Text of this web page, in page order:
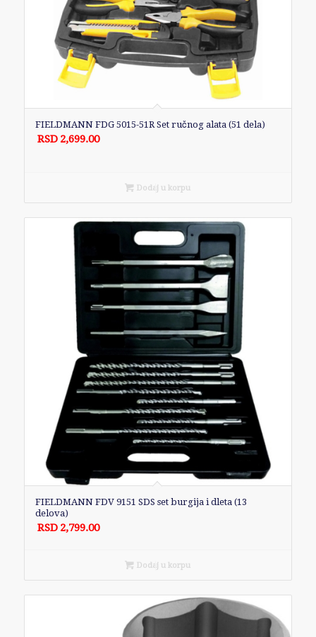
FIELDMANN FDG 5015-51R Set ručnog alata (51 dela)
RSD 2,699.00
Dodaj u korpu
FIELDMANN FDV 9151 SDS set burgija i dleta (13
delova)
RSD 2,799.00
Dodaj u korpu